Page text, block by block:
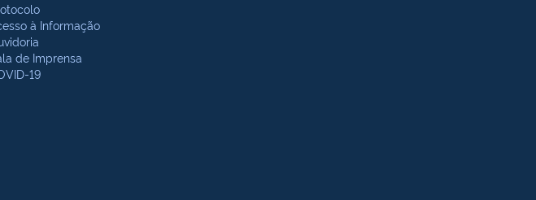
à Informação
de Imprensa
19